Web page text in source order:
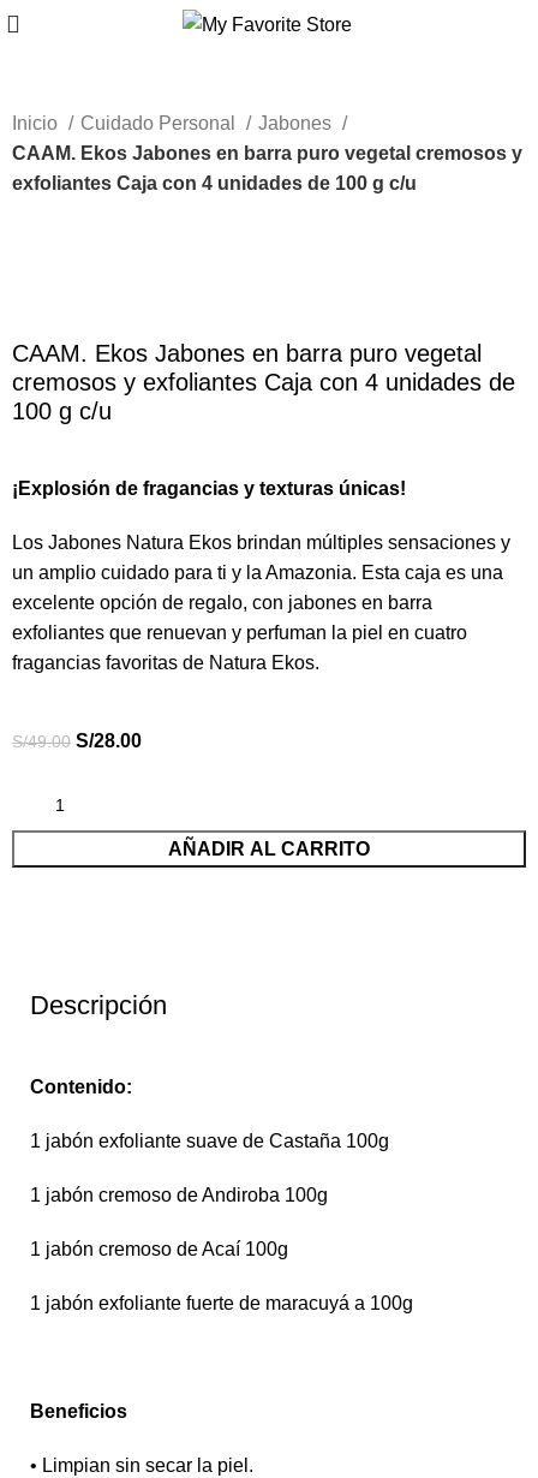
Inicio Cuidado Personal
Jabones
CAAM. Ekos Jabones en barra puro vegetal cremosos y
exfoliantes Caja con 4 unidades de 100 g c/u
CAAM. Ekos Jabones en barra puro vegetal
cremosos y exfoliantes Caja con 4 unidades de
100 g c/u
¡Explosión de fragancias y texturas únicas!
Los Jabones Natura Ekos brindan múltiples sensaciones y
un amplio cuidado para ti y la Amazonia. Esta caja es una
excelente opción de regalo, con jabones en barra
exfoliantes que renuevan y perfuman la piel en cuatro
fragancias favoritas de Natura Ekos.
S/49.00 S/28.00
AÑADIR AL CARRITO
Descripción
Contenido:
1 jabón exfoliante suave de Castaña 100g
1 jabón cremoso de Andiroba 100g
1 jabón cremoso de Acaí 100g
1 jabón exfoliante fuerte de maracuyá a 100g
Beneficios
• Limpian sin secar la piel.